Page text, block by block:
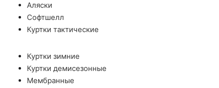
Аляски
Софтшелл
Куртки тактические
Куртки зимние
Куртки демисезонные
Мембранные